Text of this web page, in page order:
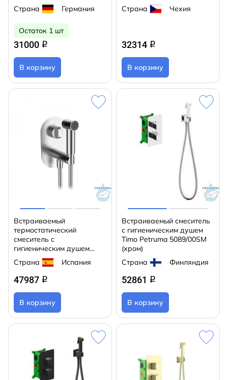
Страна
Германия
Остаток 1 шт
31000 q
В корзину
Страна
Чехия
32314 q
В корзину
Встраиваемый
термостатический
смеситель с
гигиеническим душем
GRB Intimixer 08316320
Страна Испания
47987 q
В корзину
Встраиваемый смеситель
с гигиеническим душем
Timo Petruma 5089/00SM
(хром)
Страна
Финляндия
52861 q
В корзину